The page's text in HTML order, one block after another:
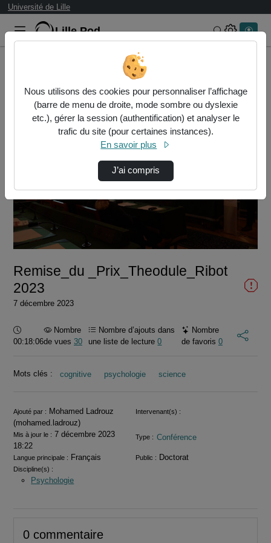
Université de Lille
Lille.Pod Rechercher
Remise_du _Prix_Theodule_Ribot 2023
Lire
vidéo
Remise_du _Prix_Theodule_Ribot
2023
7 décembre 2023
Durée :
00:18:06
Nombre
de vues 30
Nombre d’ajouts dans
une liste de lecture0
Nombre
de favoris 0
Mots clés : cognitive psychologie science
Informations
Ajouté par : Mohamed Ladrouz
(mohamed.ladrouz)
Intervenant(s) :
Mis à jour le : 7 décembre 2023
18:22
Type : Conférence
Langue principale : Français Public : Doctorat
Discipline(s) :
Psychologie
0 commentaire
Nous utilisons des cookies pour personnaliser l’affichage
(barre de menu de droite, mode sombre ou dyslexie
etc.), gérer la session (authentification) et analyser le
trafic du site (pour certaines instances).
En savoir plus
J’ai compris